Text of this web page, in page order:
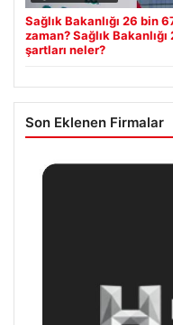
Sağlık Bakanlığı 26 bin
zaman? Sağlık
şartları neler?
Son Eklenen Firmalar